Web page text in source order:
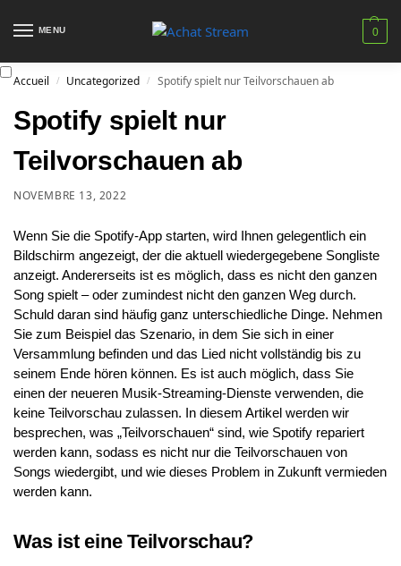
MENU 0
Accueil / Uncategorized / Spotify spielt nur Teilvorschauen ab
Spotify spielt nur
Teilvorschauen ab
NOVEMBRE 13, 2022
Wenn Sie die Spotify-App starten, wird Ihnen gelegentlich ein
Bildschirm angezeigt, der die aktuell wiedergegebene Songliste
anzeigt. Andererseits ist es möglich, dass es nicht den ganzen
Song spielt – oder zumindest nicht den ganzen Weg durch.
Schuld daran sind häufig ganz unterschiedliche Dinge. Nehmen
Sie zum Beispiel das Szenario, in dem Sie sich in einer
Versammlung befinden und das Lied nicht vollständig bis zu
seinem Ende hören können. Es ist auch möglich, dass Sie
einen der neueren Musik-Streaming-Dienste verwenden, die
keine Teilvorschau zulassen. In diesem Artikel werden wir
besprechen, was „Teilvorschauen“ sind, wie Spotify repariert
werden kann, sodass es nicht nur die Teilvorschauen von
Songs wiedergibt, und wie dieses Problem in Zukunft vermieden
werden kann.
Was ist eine Teilvorschau?